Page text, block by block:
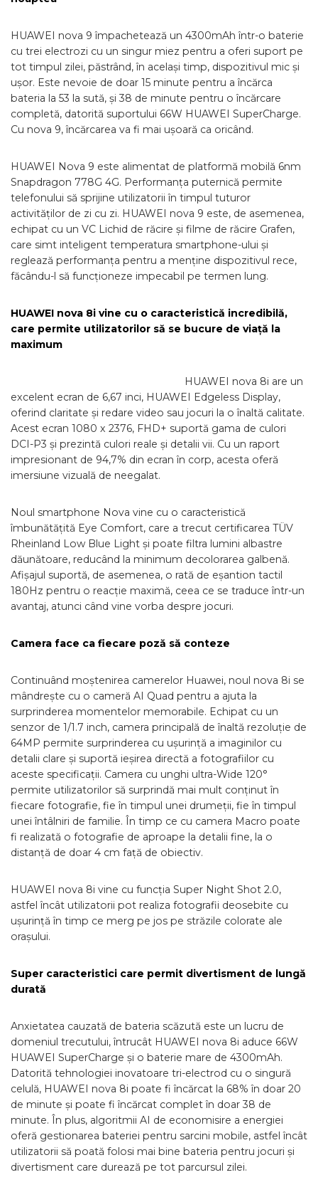
HUAWEI nova 9 împachetează un 4300mAh într-o baterie
cu trei electrozi cu un singur miez pentru a oferi suport pe
tot timpul zilei, păstrând, în același timp, dispozitivul mic și
ușor. Este nevoie de doar 15 minute pentru a încărca
bateria la 53 la sută, și 38 de minute pentru o încărcare
completă, datorită suportului 66W HUAWEI SuperCharge.
Cu nova 9, încărcarea va fi mai ușoară ca oricând.
HUAWEI Nova 9 este alimentat de platformă mobilă 6nm
Snapdragon 778G 4G. Performanța puternică permite
telefonului să sprijine utilizatorii în timpul tuturor
activităților de zi cu zi. HUAWEI nova 9 este, de asemenea,
echipat cu un VC Lichid de răcire și filme de răcire Grafen,
care simt inteligent temperatura smartphone-ului și
reglează performanța pentru a menține dispozitivul rece,
făcându-l să funcționeze impecabil pe termen lung.
HUAWEI nova 8i vine cu o caracteristică incredibilă,
care permite utilizatorilor să se bucure de viață la
maximum
HUAWEI nova 8i are un
excelent ecran de 6,67 inci, HUAWEI Edgeless Display,
oferind claritate și redare video sau jocuri la o înaltă calitate.
Acest ecran 1080 x 2376, FHD+ suportă gama de culori
DCI-P3 și prezintă culori reale și detalii vii. Cu un raport
impresionant de 94,7% din ecran în corp, acesta oferă
imersiune vizuală de neegalat.
Noul smartphone Nova vine cu o caracteristică
îmbunătățită Eye Comfort, care a trecut certificarea TÜV
Rheinland Low Blue Light și poate filtra lumini albastre
dăunătoare, reducând la minimum decolorarea galbenă.
Afișajul suportă, de asemenea, o rată de eșantion tactil
180Hz pentru o reacție maximă, ceea ce se traduce într-un
avantaj, atunci când vine vorba despre jocuri.
Camera face ca fiecare poză să conteze
Continuând moștenirea camerelor Huawei, noul nova 8i se
mândrește cu o cameră AI Quad pentru a ajuta la
surprinderea momentelor memorabile. Echipat cu un
senzor de 1/1.7 inch, camera principală de înaltă rezoluție de
64MP permite surprinderea cu ușurință a imaginilor cu
detalii clare și suportă ieșirea directă a fotografiilor cu
aceste specificații. Camera cu unghi ultra-Wide 120°
permite utilizatorilor să surprindă mai mult conținut în
fiecare fotografie, fie în timpul unei drumeții, fie în timpul
unei întâlniri de familie. În timp ce cu camera Macro poate
fi realizată o fotografie de aproape la detalii fine, la o
distanță de doar 4 cm față de obiectiv.
HUAWEI nova 8i vine cu funcția Super Night Shot 2.0,
astfel încât utilizatorii pot realiza fotografii deosebite cu
ușurință în timp ce merg pe jos pe străzile colorate ale
orașului.
Super caracteristici care permit divertisment de lungă
durată
Anxietatea cauzată de bateria scăzută este un lucru de
domeniul trecutului, întrucât HUAWEI nova 8i aduce 66W
HUAWEI SuperCharge și o baterie mare de 4300mAh.
Datorită tehnologiei inovatoare tri-electrod cu o singură
celulă, HUAWEI nova 8i poate fi încărcat la 68% în doar 20
de minute și poate fi încărcat complet în doar 38 de
minute. În plus, algoritmii AI de economisire a energiei
oferă gestionarea bateriei pentru sarcini mobile, astfel încât
utilizatorii să poată folosi mai bine bateria pentru jocuri și
divertisment care durează pe tot parcursul zilei.